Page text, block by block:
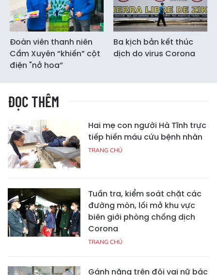
Đoàn viên thanh niên
Cẩm Xuyên “khiến” cột
điện "nở hoa”
Ba kịch bản kết thúc
dịch do virus Corona
ĐỌC THÊM
Hai mẹ con người Hà Tĩnh trực
tiếp hiến máu cứu bệnh nhân
TRANG CHỦ
Tuần tra, kiểm soát chặt các
đường mòn, lối mở khu vực
biên giới phòng chống dịch
Corona
TRANG CHỦ
Gánh nặng trên đôi vai nữ bác